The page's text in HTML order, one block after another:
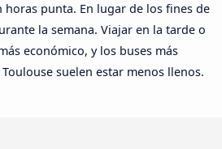
horas punta. En lugar de los fines de
la semana. Viajar en la tarde o
económico, y los buses más
suelen estar menos llenos.